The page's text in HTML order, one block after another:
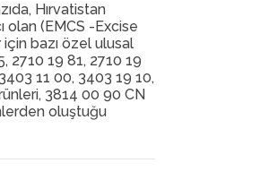
Hırvatistan
olan (EMCS -Excise
bazı özel ulusal
2710 19 81, 2710 19
11 00, 3403 19 10,
3814 00 90 CN
oluştuğu